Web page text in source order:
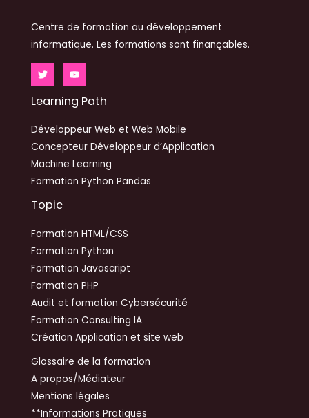
Centre de formation au développement
informatique. Les formations sont finançables.
Learning Path
Développeur Web et Web Mobile
Concepteur Développeur d’Application
Machine Learning
Formation Python Pandas
Topic
Formation HTML/CSS
Formation Python
Formation Javascript
Formation PHP
Audit et formation Cybersécurité
Formation Consulting IA
Création Application et site web
Glossaire de la formation
A propos/Médiateur
Mentions légales
**Informations Pratiques